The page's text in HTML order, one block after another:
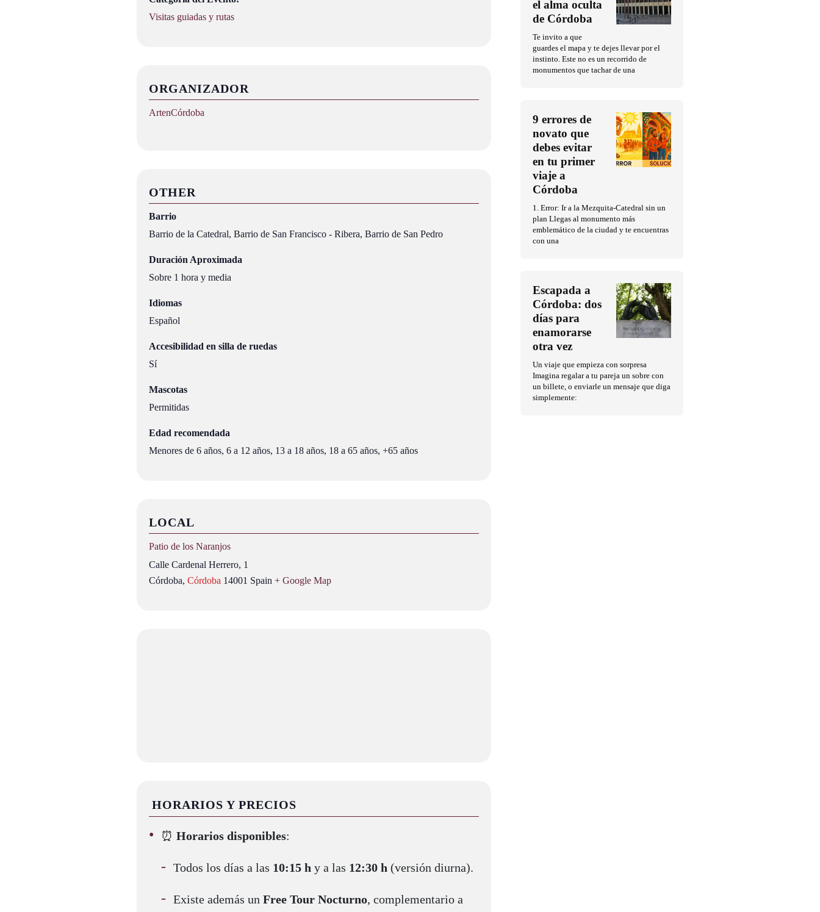
Visitas guiadas y rutas
ORGANIZADOR
ArtenCórdoba
OTHER
Barrio
Barrio de la Catedral, Barrio de San Francisco - Ribera, Barrio de San Pedro
Duración Aproximada
Sobre 1 hora y media
Idiomas
Español
Accesibilidad en silla de ruedas
Sí
Mascotas
Permitidas
Edad recomendada
Menores de 6 años, 6 a 12 años, 13 a 18 años, 18 a 65 años, +65 años
LOCAL
Patio de los Naranjos
Calle Cardenal Herrero, 1
Córdoba, Córdoba 14001 Spain + Google Map
HORARIOS Y PRECIOS
⏰ Horarios disponibles:
Todos los días a las 10:15 h y a las 12:30 h (versión diurna).
Existe además un Free Tour Nocturno, complementario a
el alma oculta
de Córdoba
Te invito a que
guardes el mapa y te dejes llevar por el
instinto. Este no es un recorrido de
monumentos que tachar de una
9 errores de
novato que
debes evitar
en tu primer
viaje a
Córdoba
1. Error: Ir a la Mezquita-Catedral sin un
plan Llegas al monumento más
emblemático de la ciudad y te encuentras
con una
Escapada a
Córdoba: dos
días para
enamorarse
otra vez
Un viaje que empieza con sorpresa
Imagina regalar a tu pareja un sobre con
un billete, o enviarle un mensaje que diga
simplemente: